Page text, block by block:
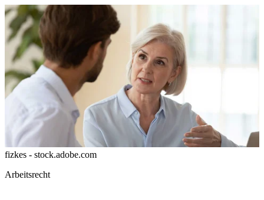
fizkes - stock.adobe.com
Arbeitsrecht